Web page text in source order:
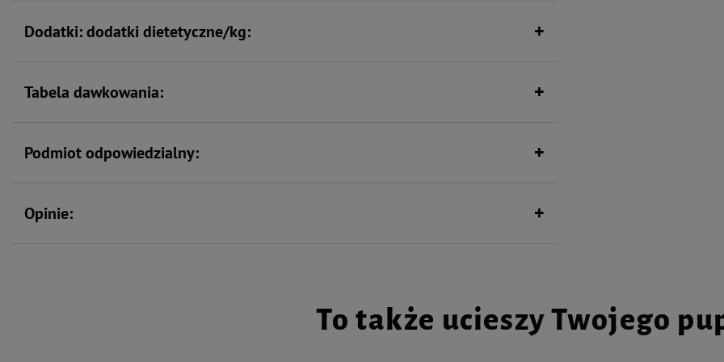
Dodatki: dodatki dietetyczne/kg:
Tabela dawkowania:
Podmiot odpowiedzialny:
Opinie:
To także ucieszy Twojego